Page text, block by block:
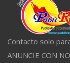
Contacto solo
ANUNCIE CON